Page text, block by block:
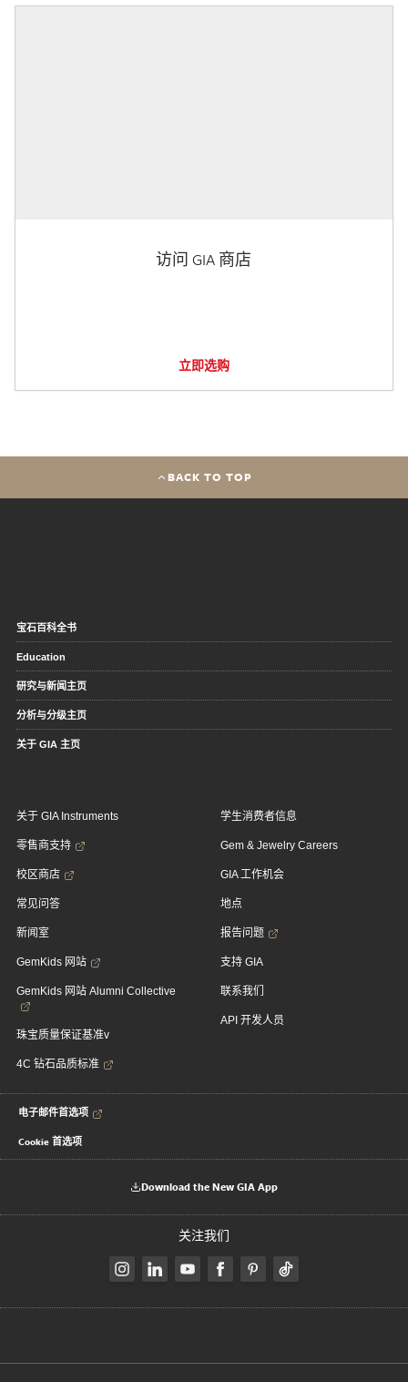
访问 GIA 商店
立即选购
BACK TO TOP
宝石百科全书
Education
研究与新闻主页
分析与分级主页
关于 GIA 主页
关于 GIA Instruments
零售商支持
校区商店
常见问答
新闻室
GemKids 网站
GemKids 网站 Alumni Collective
珠宝质量保证基准v
4C 钻石品质标准
学生消费者信息
Gem & Jewelry Careers
GIA 工作机会
地点
报告问题
支持 GIA
联系我们
API 开发人员
电子邮件首选项
Cookie 首选项
Download the New GIA App
关注我们